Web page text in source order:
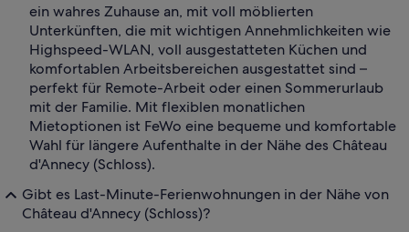
ein wahres Zuhause an, mit voll möblierten
Unterkünften, die mit wichtigen Annehmlichkeiten wie
Highspeed-WLAN, voll ausgestatteten Küchen und
komfortablen Arbeitsbereichen ausgestattet sind –
perfekt für Remote-Arbeit oder einen Sommerurlaub
mit der Familie. Mit flexiblen monatlichen
Mietoptionen ist FeWo eine bequeme und komfortable
Wahl für längere Aufenthalte in der Nähe des Château
d'Annecy (Schloss).
Gibt es Last-Minute-Ferienwohnungen in der Nähe von
Château d'Annecy (Schloss)?